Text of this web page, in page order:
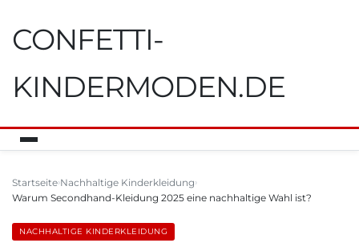
CONFETTI-
KINDERMODEN.DE
Startseite Nachhaltige Kinderkleidung
Warum Secondhand-Kleidung 2025 eine nachhaltige Wahl ist?
NACHHALTIGE KINDERKLEIDUNG